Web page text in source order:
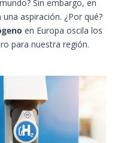
Sin embargo, en
aspiración. ¿Por qué?
en Europa oscila los
para nuestra región.